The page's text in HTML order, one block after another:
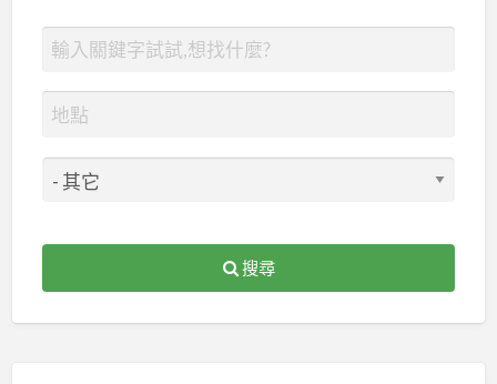
搜尋